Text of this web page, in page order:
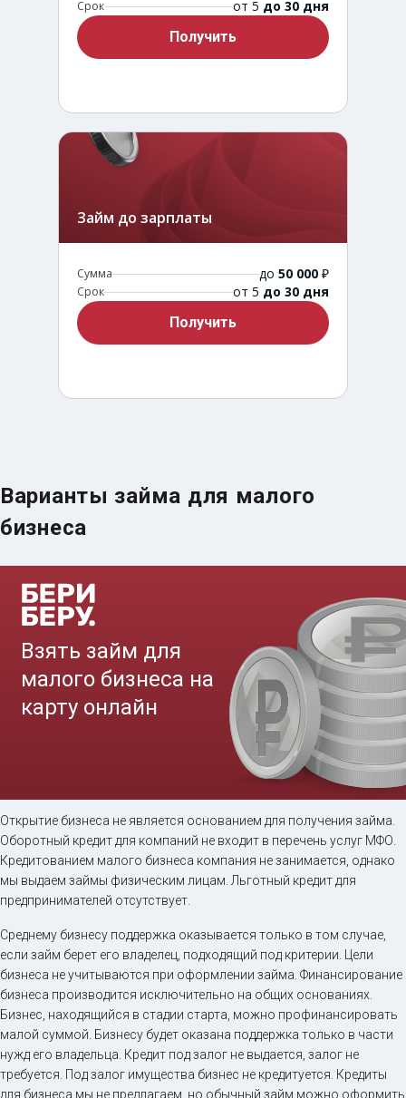
Срок от 5 до 30 дня
Получить
Займ до зарплаты
Сумма до 50 000 ₽
Срок от 5 до 30 дня
Получить
Срочный займ за 15 минут
Сумма до50 000₽
Срок от 5до 30 дня
Получить
Варианты займа для малого
бизнеса
Открытие бизнеса не является основанием для получения займа.
Оборотный кредит для компаний не входит в перечень услуг МФО.
Кредитованием малого бизнеса компания не занимается, однако
мы выдаем займы физическим лицам. Льготный кредит для
предпринимателей отсутствует.
Среднему бизнесу поддержка оказывается только в том случае,
если займ берет его владелец, подходящий под критерии. Цели
бизнеса не учитываются при оформлении займа. Финансирование
бизнеса производится исключительно на общих основаниях.
Бизнес, находящийся в стадии старта, можно профинансировать
малой суммой. Бизнесу будет оказана поддержка только в части
нужд его владельца. Кредит под залог не выдается, залог не
требуется. Под залог имущества бизнес не кредитуется. Кредиты
для бизнеса мы не предлагаем, но обычный займ можно оформить